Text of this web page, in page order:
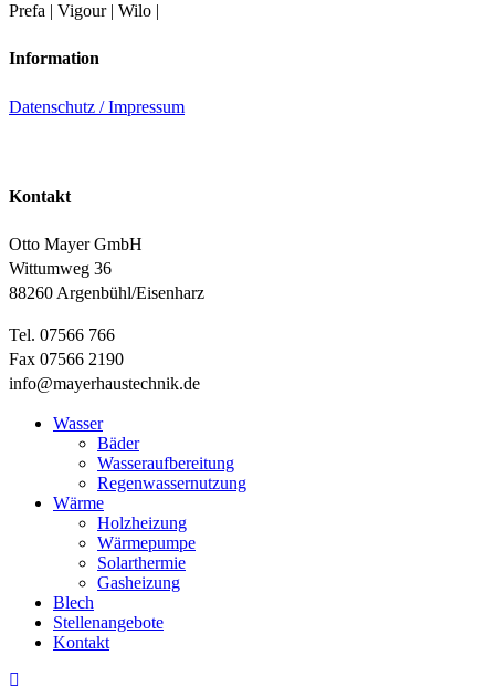
Prefa | Vigour | Wilo |
Information
Datenschutz /Impressum
Kontakt
Otto Mayer GmbH
Wittumweg 36
88260 Argenbühl/Eisenharz
Tel. 07566 766
Fax 07566 2190
info@mayerhaustechnik.de
Close
Wasser
Bäder
Wasseraufbereitung
Regenwassernutzung
Wärme
Holzheizung
Wärmepumpe
Solarthermie
Gasheizung
Blech
Stellenangebote
Kontakt